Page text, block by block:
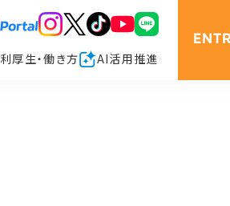
厚生・働き方 AI活用推進